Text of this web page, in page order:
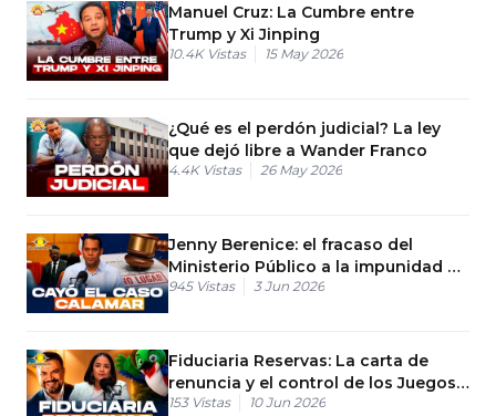
Manuel Cruz: La Cumbre entre
Trump y Xi Jinping
10.4K Vistas 15 May 2026
¿Qué es el perdón judicial? La ley
que dejó libre a Wander Franco
4.4K Vistas 26 May 2026
Jenny Berenice: el fracaso del
Ministerio Público a la impunidad en
RD
945 Vistas 3 Jun 2026
Fiduciaria Reservas: La carta de
renuncia y el control de los Juegos
2026
153 Vistas 10 Jun 2026